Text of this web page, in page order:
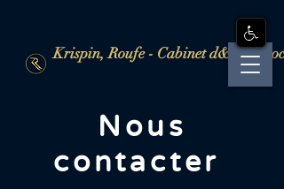
Krispin, Roufe - Cabinet
Nous
contacter